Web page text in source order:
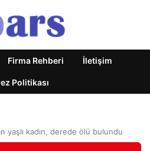
Firma Rehberi İletişim
Politikası
yaşlı kadın, derede ölü bulundu